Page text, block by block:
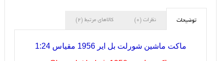
توضیحات نظرات (0) کالاهای مرتبط (2)
ماکت ماشین شورلت بل ایر 1956 مقیاس 1:24